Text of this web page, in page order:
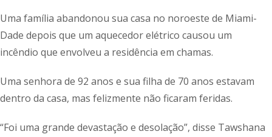
Uma família abandonou sua casa no noroeste de Miami-
Dade depois que um aquecedor elétrico causou um
incêndio que envolveu a residência em chamas.
Uma senhora de 92 anos e sua filha de 70 anos estavam
dentro da casa, mas felizmente não ficaram feridas.
“Foi uma grande devastação e desolação”, disse Tawshana